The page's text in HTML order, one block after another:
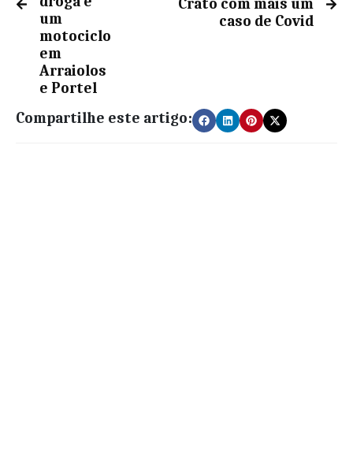
um
motociclo
em
Arraiolos
e Portel
Crato com mais um
caso de Covid
Compartilhe este artigo: